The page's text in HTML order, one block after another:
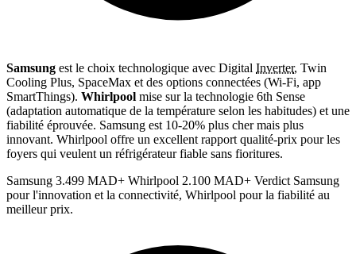
Samsung est le choix technologique avec Digital Inverter, Twin
Cooling Plus, SpaceMax et des options connectées (Wi-Fi, app
SmartThings). Whirlpool mise sur la technologie 6th Sense
(adaptation automatique de la température selon les habitudes) et une
fiabilité éprouvée. Samsung est 10-20% plus cher mais plus
innovant. Whirlpool offre un excellent rapport qualité-prix pour les
foyers qui veulent un réfrigérateur fiable sans fioritures.
Samsung 3.499 MAD+ Whirlpool 2.100 MAD+ Verdict Samsung
pour l'innovation et la connectivité, Whirlpool pour la fiabilité au
meilleur prix.